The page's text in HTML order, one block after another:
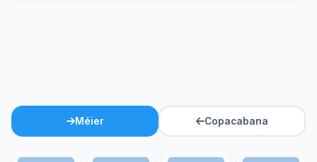
Méier Copacabana